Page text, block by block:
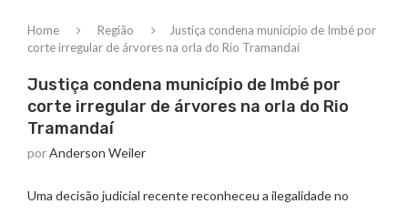
Home Região
Justiça condena município de Imbé por
corte irregular de árvores na orla do Rio Tramandaí
Justiça condena município de Imbé por
corte irregular de árvores na orla do Rio
Tramandaí
porAnderson Weiler
Uma decisão judicial recente reconheceu a ilegalidade no